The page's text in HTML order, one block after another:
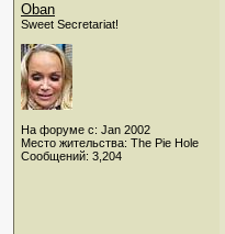
Oban
Sweet Secretariat!
На форуме с: Jan 2002
Место жительства: The Pie Hole
Сообщений: 3,204